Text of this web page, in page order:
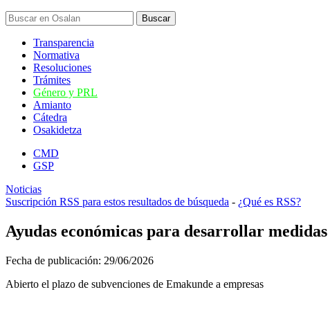
Transparencia
Normativa
Resoluciones
Trámites
Género y PRL
Amianto
Cátedra
Osakidetza
CMD
GSP
Noticias
Suscripción RSS para estos resultados de búsqueda - ¿Qué es RSS?
Ayudas económicas para desarrollar
Fecha de publicación: 29/06/2026
Abierto el plazo de subvenciones de Emakunde a empresas